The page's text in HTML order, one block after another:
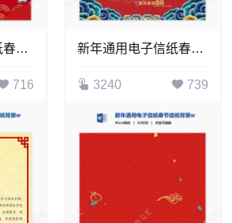
新年通用电子信纸春节信纸背景word模板(16)
716
新年通用电子信纸春节信纸背景word模板(5)
3240 739